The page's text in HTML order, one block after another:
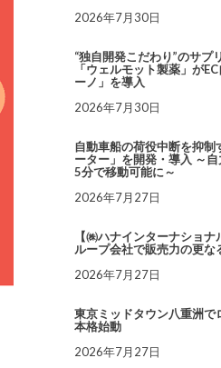
2026年7月30日
“独自開発こだわり”のサプ
「ウェルモット製薬」が
ーノ」を導入
2026年7月30日
自動車船の荷役中断を抑制
ーター」を開発・導入 ～
5分で移動可能に～
2026年7月27日
【㈱ハナインターナショ
ループ会社で販売力の更な
2026年7月27日
東京ミッドタウン八重洲で
本格始動
2026年7月27日